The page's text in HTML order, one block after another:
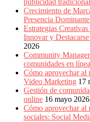
Crecimiento de
Presencia
Estrategias
Innovar y
2026
Community
comunidades en línea
Cómo aprovechar al
Video Marketing 17
Gestión de
online 16 mayo 2026
Cómo aprovechar al
sociales: Social